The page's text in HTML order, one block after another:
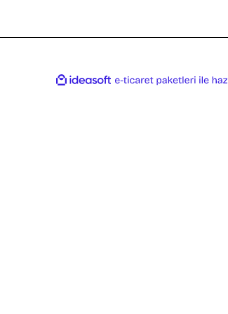
ideasoft
e-